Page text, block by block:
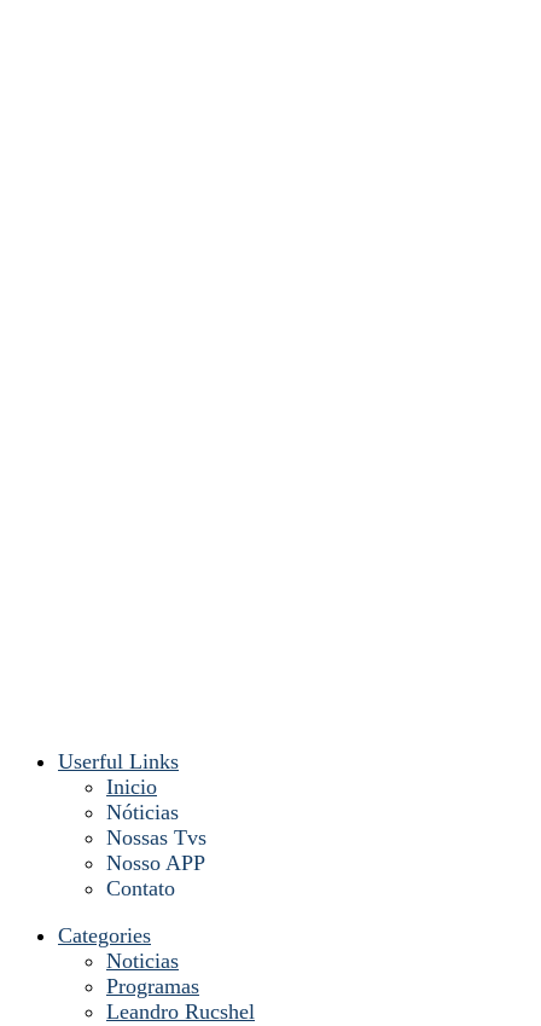
Userful Links
Inicio
Nóticias
Nossas Tvs
Nosso APP
Contato
Categories
Noticias
Programas
Leandro Rucshel